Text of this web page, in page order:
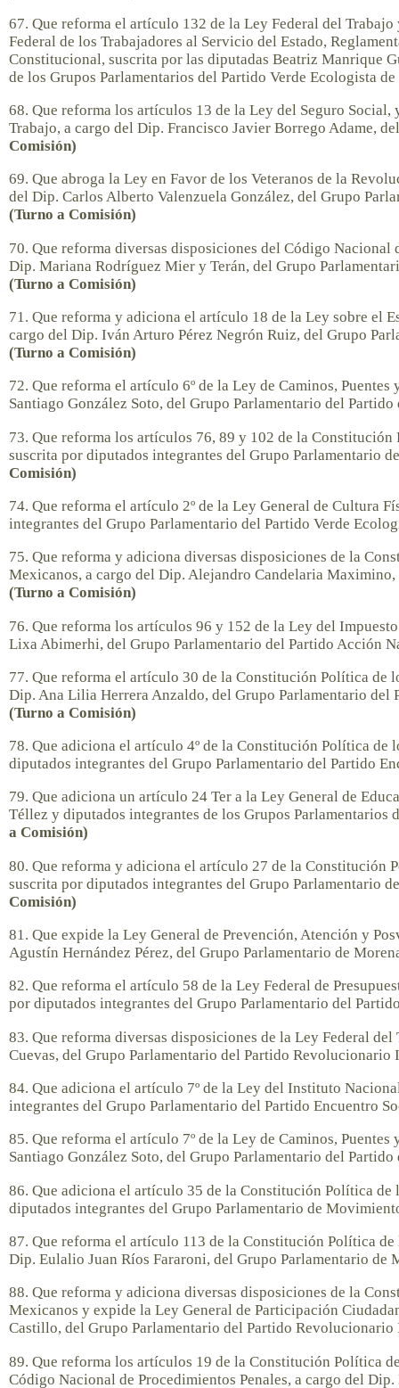
67. Que reforma el artículo 132 de la Ley Federal del
Federal de los Trabajadores al Servicio del Estado,
Constitucional, suscrita por las diputadas Beatriz Manrique
de los Grupos Parlamentarios del Partido Verde Ecologista
68. Que reforma los artículos 13 de la Ley del Seguro Social,
Trabajo, a cargo del Dip. Francisco Javier Borrego Adame,
Comisión)
69. Que abroga la Ley en Favor de los Veteranos de la
del Dip. Carlos Alberto Valenzuela González, del Grupo
(Turno a Comisión)
70. Que reforma diversas disposiciones del Código Nacional
Dip. Mariana Rodríguez Mier y Terán, del Grupo
(Turno a Comisión)
71. Que reforma y adiciona el artículo 18 de la Ley sobre el
cargo del Dip. Iván Arturo Pérez Negrón Ruiz, del Grupo
(Turno a Comisión)
72. Que reforma el artículo 6º de la Ley de Caminos,
Santiago González Soto, del Grupo Parlamentario del
73. Que reforma los artículos 76, 89 y 102 de la
suscrita por diputados integrantes del Grupo Parlamentario
Comisión)
74. Que reforma el artículo 2º de la Ley General de Cultura
integrantes del Grupo Parlamentario del Partido Verde
75. Que reforma y adiciona diversas disposiciones de la
Mexicanos, a cargo del Dip. Alejandro Candelaria
(Turno a Comisión)
76. Que reforma los artículos 96 y 152 de la Ley del
Lixa Abimerhi, del Grupo Parlamentario del Partido Acción
77. Que reforma el artículo 30 de la Constitución Política de
Dip. Ana Lilia Herrera Anzaldo, del Grupo Parlamentario
(Turno a Comisión)
78. Que adiciona el artículo 4º de la Constitución Política de
diputados integrantes del Grupo Parlamentario del Partido
79. Que adiciona un artículo 24 Ter a la Ley General de
Téllez y diputados integrantes de los Grupos
a Comisión)
80. Que reforma y adiciona el artículo 27 de la Constitución
suscrita por diputados integrantes del Grupo Parlamentario
Comisión)
81. Que expide la Ley General de Prevención, Atención y
Agustín Hernández Pérez, del Grupo Parlamentario de
82. Que reforma el artículo 58 de la Ley Federal de
por diputados integrantes del Grupo Parlamentario del
83. Que reforma diversas disposiciones de la Ley Federal
Cuevas, del Grupo Parlamentario del Partido
84. Que adiciona el artículo 7º de la Ley del Instituto
integrantes del Grupo Parlamentario del Partido Encuentro
85. Que reforma el artículo 7º de la Ley de Caminos,
Santiago González Soto, del Grupo Parlamentario del
86. Que adiciona el artículo 35 de la Constitución Política de
diputados integrantes del Grupo Parlamentario de
87. Que reforma el artículo 113 de la Constitución Política
Dip. Eulalio Juan Ríos Fararoni, del Grupo Parlamentario de
88. Que reforma y adiciona diversas disposiciones de la
Mexicanos y expide la Ley General de Participación
Castillo, del Grupo Parlamentario del Partido
89. Que reforma los artículos 19 de la Constitución Política
Código Nacional de Procedimientos Penales, a cargo del